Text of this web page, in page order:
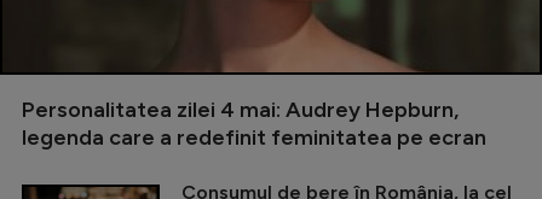
Personalitatea zilei 4 mai: Audrey Hepburn,
legenda care a redefinit feminitatea pe ecran
Consumul de bere în România, la cel